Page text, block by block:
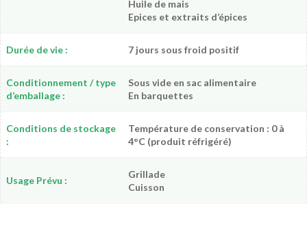
Huile de mais
Epices et extraits d’épices
Durée de vie : 7 jours sous froid positif
Conditionnement / type
d’emballage :
Sous vide en sac alimentaire
En barquettes
Conditions de stockage
:
Température de conservation : 0 à
4°C (produit réfrigéré)
Usage Prévu :
Grillade
Cuisson